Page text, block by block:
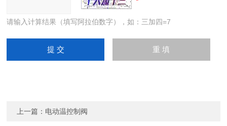
请输入计算结果（填写阿拉伯数字），如：三加四=7
上一篇： 电动温控制阀